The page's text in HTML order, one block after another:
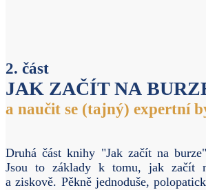
2. část
JAK ZAČÍT NA
a naučit se (tajný) expertní
Druhá část knihy "Jak začít na
Jsou to základy k tomu, jak začít
a ziskově. Pěkně jednoduše,